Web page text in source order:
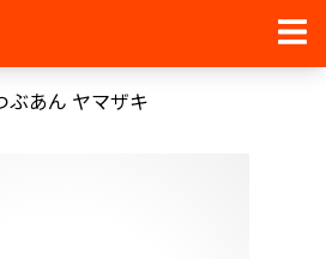
ぶあん ヤマザキ